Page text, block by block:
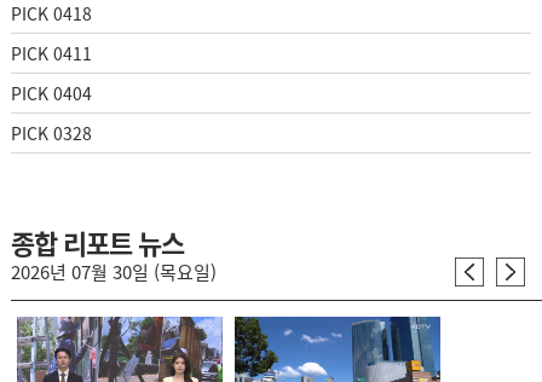
PICK 0418
PICK 0411
PICK 0404
PICK 0328
종합 리포트 뉴스
2026년 07월 30일 (목요일)